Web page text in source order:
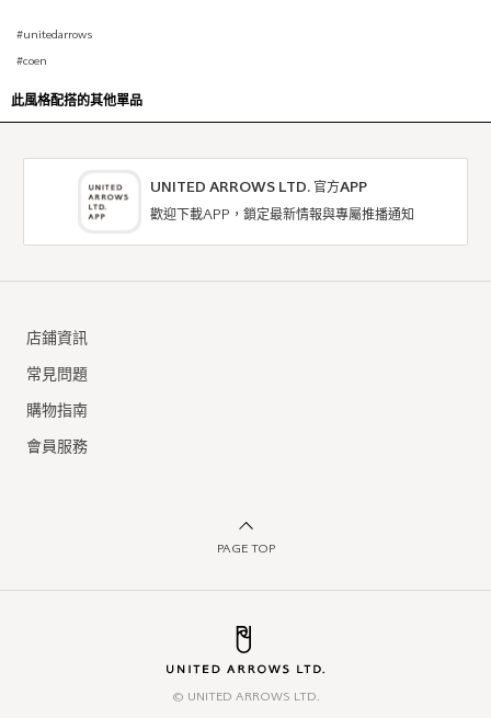
#unitedarrows
#coen
此風格配搭的其他單品
UNITED ARROWS LTD. 官方APP
歡迎下載APP，鎖定最新情報與專屬推播通知
店鋪資訊
常見問題
購物指南
會員服務
PAGE TOP
© UNITED ARROWS LTD.